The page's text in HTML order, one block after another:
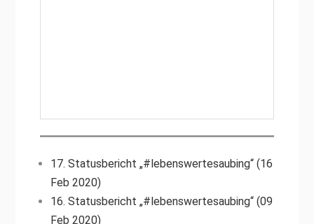
17. Statusbericht „#lebenswertesaubing“ (16
Feb 2020)
16. Statusbericht „#lebenswertesaubing“ (09
Feb 2020)